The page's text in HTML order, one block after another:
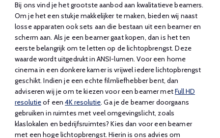
Bij ons vind je het grootste aanbod aan kwalitatieve beamers.
Om je het een stukje makkelijker te maken, bieden wij naast
losse apparaten ook sets aan die bestaan uit een beamer en
scherm aan. Als je een beamer gaat kopen, dan is het ten
eerste belangrijk om te letten op de lichtopbrengst. Deze
waarde wordt uitgedrukt in ANSI-lumen. Voor een home
cinema in een donkere kamer is vrijwel iedere lichtopbrengst
geschikt. Indien je een echte filmliefhebber bent, dan
adviseren wij je om te kiezen voor een beamer metFull HD
resolutieof een4K resolutie. Ga je de beamer doorgaans
gebruiken in ruimtes met veel omgevingslicht, zoals
klaslokalen en bedrijfsruimtes? Kies dan voor een beamer
met een hoge lichtopbrengst. Hierin is ons advies om